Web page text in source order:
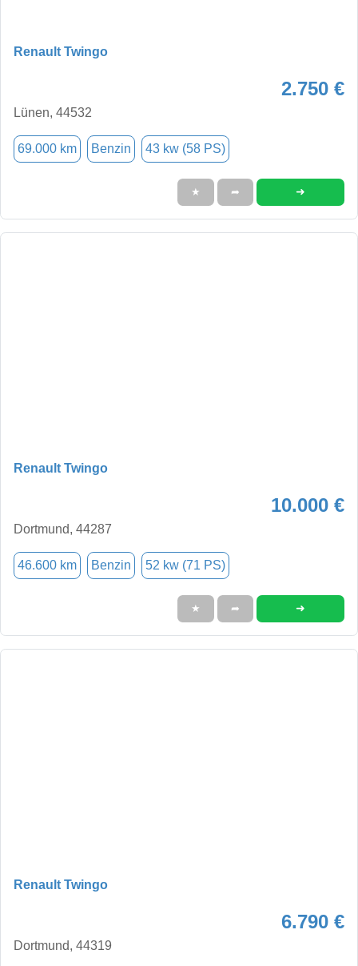
Renault Twingo
2.750 €
Lünen, 44532
69.000 km Benzin 43 kw (58 PS)
★ ➦ ➜
Renault Twingo
10.000 €
Dortmund, 44287
46.600 km Benzin 52 kw (71 PS)
★ ➦ ➜
Renault Twingo
6.790 €
Dortmund, 44319